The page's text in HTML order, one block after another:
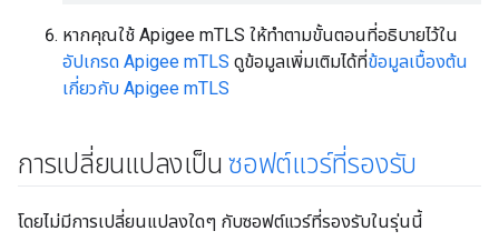
หากคุณใช้ Apigee mTLS ให้ทำตามขั้นตอนที่อธิบายไว้ใน
อัปเกรด Apigee mTLS ดูข้อมูลเพิ่มเติมได้ที่ข้อมูลเบื้องต้น
เกี่ยวกับ Apigee mTLS
การเปลี่ยนแปลงเป็นซอฟต์แวร์ที่รองรับ
โดยไม่มีการเปลี่ยนแปลงใดๆ กับซอฟต์แวร์ที่รองรับในรุ่นนี้